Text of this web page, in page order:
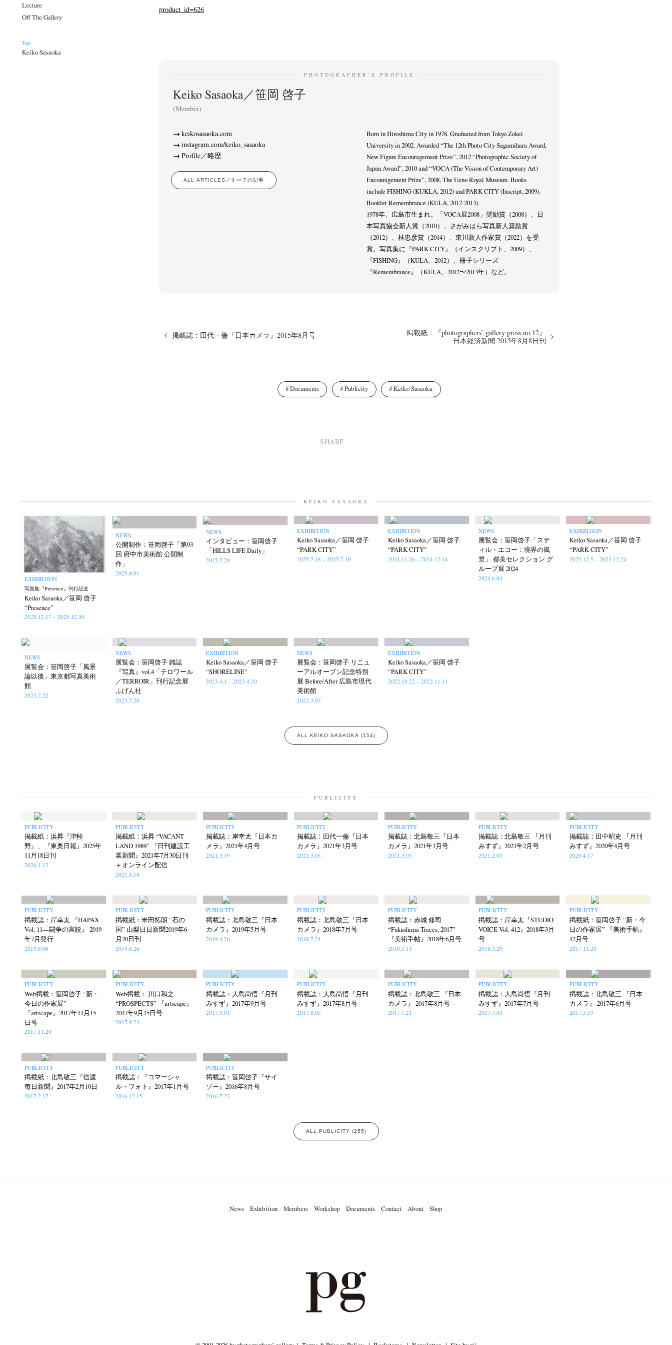
Akifumi Tanaka (7) Fumikiyo Nagamachi (27) Kazumichi Hashimoto (6) Kazuyuki Kawaguchi (42) Keiko Sasaoka (267) Keizo Kitajima
Masako Matsui Masashi Otomo (47) Nana Kakuda Naonori Oshima (38) Nick Haymes
Postwar and Shōwa-Era (8) Renchan
Untitled Records
Lecture
Off The Gallery
Tags
Keiko Sasaoka
product_id=626
PHOTOGRAPHER’S PROFILE
Keiko Sasaoka／笹岡 啓子
(Member)
keikosasaoka.com
instagram.com/keiko_sasaoka
Profile／略歴
ALL ARTICLES／すべての記事
Born in Hiroshima City in 1978. Graduated from Tokyo Zokei
University in 2002. Awarded “The 12th Photo City Sagamihara Award,
New Figure Encouragement Prize”, 2012 “Photographic Society of
Japan Award”, 2010 and “VOCA (The Vision of Contemporary Art)
Encouragement Prize”, 2008, The Ueno Royal Museum. Books
include FISHING (KUKLA, 2012) and PARK CITY (Inscript, 2009).
Booklet Remembrance (KULA, 2012-2013).
1978年、広島市生まれ。「VOCA展2008」奨励賞（2008）、日
本写真協会新人賞（2010）、さがみはら写真新人奨励賞
（2012）、林忠彦賞（2014）、東川新人作家賞（2022）を受
賞。写真集に『PARK CITY』（インスクリプト、2009）、
『FISHING』（KULA、2012）、冊子シリーズ
『Remembrance』（KULA、2012〜2013年）など。
掲載誌：田代一倫『日本カメラ』2015年8月号
掲載紙：『photographers’ gallery press no.12』
日本経済新聞 2015年8月8日刊
Documents Publicity Keiko Sasaoka
SHARE
KEIKO SASAOKA
EXHIBITION
写真集『Presence』刊行記念
Keiko Sasaoka／笹岡 啓子
“Presence”
2025.12.17 – 2025.12.30
NEWS
公開制作：笹岡啓子「第93
回 府中市美術館 公開制
作」
2025.8.01
NEWS
インタビュー：笹岡啓子
「HILLS LIFE Daily」
2025.7.29
EXHIBITION
Keiko Sasaoka／笹岡 啓子
“PARK CITY”
2025.7.18 – 2025.7.30
EXHIBITION
Keiko Sasaoka／笹岡 啓子
“PARK CITY”
2024.11.26 – 2024.12.14
NEWS
展覧会：笹岡啓子「ステ
ィル・エコー：境界の風
景」 都美セレクション グ
ループ展 2024
2024.6.04
EXHIBITION
Keiko Sasaoka／笹岡 啓子
“PARK CITY”
2023.12.5 – 2023.12.24
NEWS
展覧会：笹岡啓子「風景
論以後」東京都写真美術
館
2023.7.22
NEWS
展覧会：笹岡啓子 雑誌
『写真』vol.4「テロワール
／TERROIR」刊行記念展
ふげん社
2023.7.20
EXHIBITION
Keiko Sasaoka／笹岡 啓子
“SHORELINE”
2023.4.1 – 2023.4.20
NEWS
展覧会：笹岡啓子 リニュ
ーアルオープン記念特別
展 Before/After 広島市現代
美術館
2023.3.07
EXHIBITION
Keiko Sasaoka／笹岡 啓子
“PARK CITY”
2022.10.22 – 2022.11.11
ALL KEIKO SASAOKA (154)
PUBLICITY
PUBLICITY
掲載紙：浜昇『津軽
野』、『東奥日報』2025年
11月18日刊
2026.1.12
PUBLICITY
掲載紙：浜昇 “VACANT
LAND 1989” 『日刊建設工
業新聞』2021年7月30日刊
＋オンライン配信
2021.8.14
PUBLICITY
掲載誌：岸幸太『日本カ
メラ』2021年4月号
2021.3.19
PUBLICITY
掲載誌：田代一倫『日本
カメラ』2021年3月号
2021.3.05
PUBLICITY
掲載誌：北島敬三『日本
カメラ』2021年3月号
2021.3.05
PUBLICITY
掲載誌：北島敬三 『月刊
みすず』2021年2月号
2021.2.05
PUBLICITY
掲載誌：田中昭史 『月刊
みすず』2020年4月号
2020.4.17
PUBLICITY
掲載誌：岸幸太 『HAPAX
Vol. 11—闘争の言説』 2019
年7月発行
2019.8.06
PUBLICITY
掲載紙：米田拓朗 “石の
国” 山梨日日新聞2019年6
月20日刊
2019.6.26
PUBLICITY
掲載誌：北島敬三『日本
カメラ』2019年5月号
2019.4.26
PUBLICITY
掲載誌：北島敬三『日本
カメラ』2018年7月号
2018.7.24
PUBLICITY
掲載誌：赤城 修司
“Fukushima Traces, 2017”
『美術手帖』2018年6月号
2018.5.13
PUBLICITY
掲載誌：岸幸太『STUDIO
VOICE Vol. 412』2018年3月
号
2018.3.29
PUBLICITY
掲載紙：笹岡啓子 “新・今
日の作家展” 『美術手帖』
12月号
2017.11.20
PUBLICITY
Web掲載：笹岡啓子 “新・
今日の作家展”
『artscape』2017年11月15
日号
2017.11.20
PUBLICITY
Web掲載： 川口和之
“PROSPECTS” 『artscape』
2017年9月15日号
2017.9.23
PUBLICITY
掲載誌：大島尚悟『月刊
みすず』2017年9月号
2017.9.01
PUBLICITY
掲載誌：大島尚悟『月刊
みすず』2017年8月号
2017.8.05
PUBLICITY
掲載誌：北島敬三 『日本
カメラ』 2017年8月号
2017.7.21
PUBLICITY
掲載誌：大島尚悟『月刊
みすず』2017年7月号
2017.7.03
PUBLICITY
掲載誌：北島敬三 『日本
カメラ』 2017年6月号
2017.5.19
PUBLICITY
掲載紙：北島敬三『信濃
毎日新聞』2017年2月10日
2017.2.17
PUBLICITY
掲載誌：『コマーシャ
ル・フォト』2017年1月号
2016.12.15
PUBLICITY
掲載誌：笹岡啓子『サイ
ゾー』2016年8月号
2016.7.23
ALL PUBLICITY (255)
News Exhibition Members Workshop Documents Contact About Shop